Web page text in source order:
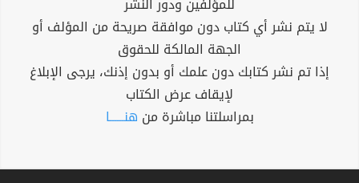
لا يتم نشر أي كتاب دون موافقة صريحة من المؤلف أو
الجهة المالكة للحقوق
إذا تم نشر كتابك دون علمك أو بدون إذنك، يرجى الإبلاغ
لإيقاف عرض الكتاب
بمراسلتنا مباشرة من هنــــــا